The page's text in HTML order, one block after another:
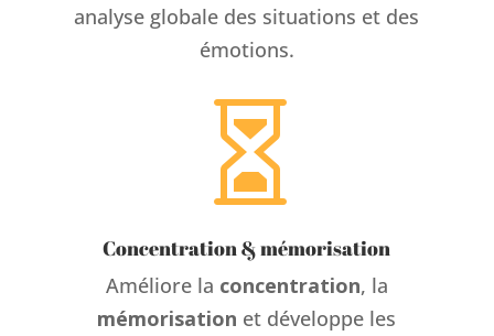
analyse globale des situations et des
émotions.

Concentration & mémorisation
Améliore la concentration, la
mémorisation et développe les